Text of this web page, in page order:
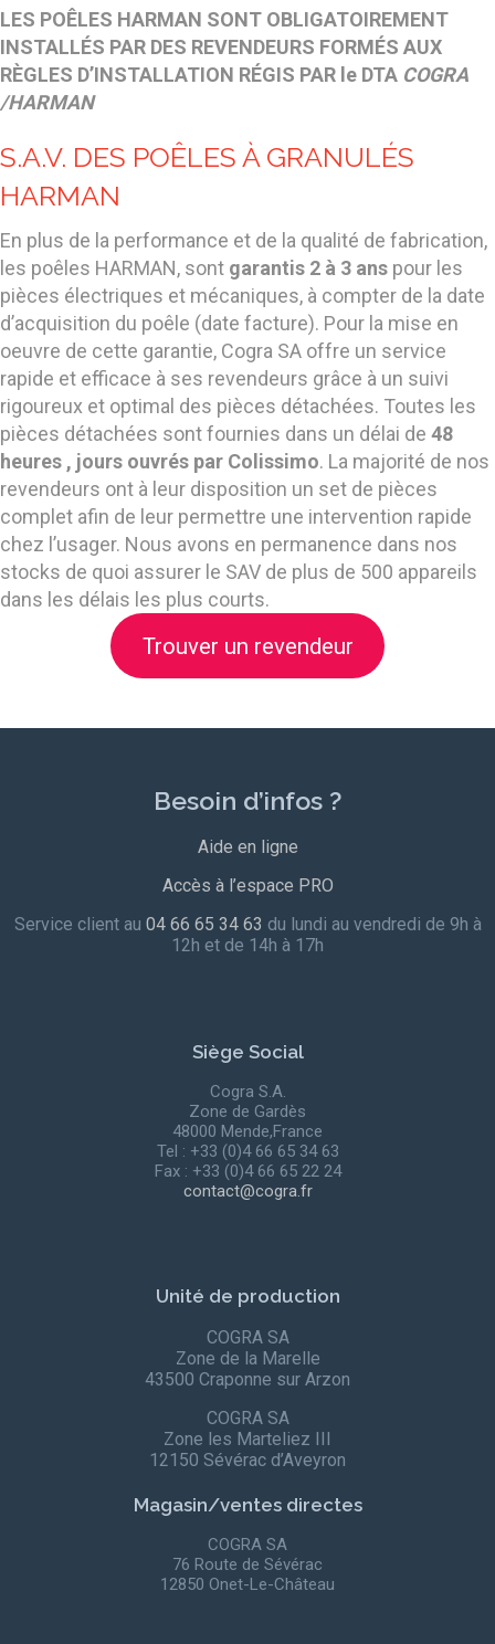
LES POÊLES HARMAN SONT OBLIGATOIREMENT
INSTALLÉS PAR DES REVENDEURS FORMÉS AUX
RÈGLES D’INSTALLATION RÉGIS PAR le DTA COGRA
/HARMAN
S.A.V. DES POÊLES À GRANULÉS
HARMAN
En plus de la performance et de la qualité de fabrication,
les poêles HARMAN, sont garantis 2 à 3 ans pour les
pièces électriques et mécaniques, à compter de la date
d’acquisition du poêle (date facture). Pour la mise en
oeuvre de cette garantie, Cogra SA offre un service
rapide et efficace à ses revendeurs grâce à un suivi
rigoureux et optimal des pièces détachées. Toutes les
pièces détachées sont fournies dans un délai de 48
heures , jours ouvrés par Colissimo. La majorité de nos
revendeurs ont à leur disposition un set de pièces
complet afin de leur permettre une intervention rapide
chez l’usager. Nous avons en permanence dans nos
stocks de quoi assurer le SAV de plus de 500 appareils
dans les délais les plus courts.
Trouver un revendeur
Besoin d’infos ?
Aide en ligne
Accès à l’espace PRO
Service client au 04 66 65 34 63 du lundi au vendredi de 9h à
12h et de 14h à 17h
Siège Social
Cogra S.A.
Zone de Gardès
48000 Mende,France
Tel : +33 (0)4 66 65 34 63
Fax : +33 (0)4 66 65 22 24
contact@cogra.fr
Unité de production
COGRA SA
Zone de la Marelle
43500 Craponne sur Arzon
COGRA SA
Zone les Marteliez III
12150 Sévérac d’Aveyron
Magasin/ventes directes
COGRA SA
76 Route de Sévérac
12850 Onet-Le-Château